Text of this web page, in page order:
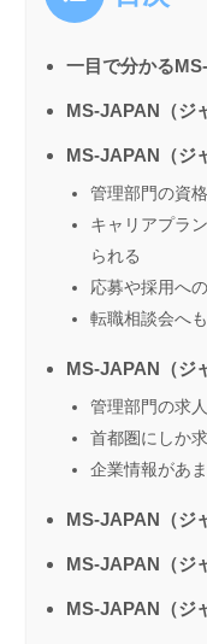
一目で分かる
MS-JAPAN（ジ
MS-JAPAN（ジ
管理部門の資
キャリアプラ
られる
応募や採用へ
転職相談会へ
MS-JAPAN（ジ
管理部門の求
首都圏にしか
企業情報があ
MS-JAPAN（ジ
MS-JAPAN（ジ
MS-JAPAN（ジ